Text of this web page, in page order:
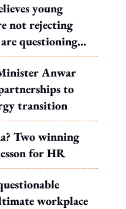
young
not rejecting
questioning
Anwar
to
transition
Two winning
for HR
workplace